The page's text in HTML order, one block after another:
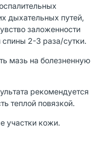
дыхательных путей,
заложенности
спины 2-3 раза/сутки.
мазь на болезненную
рекомендуется
теплой повязкой.
участки кожи.